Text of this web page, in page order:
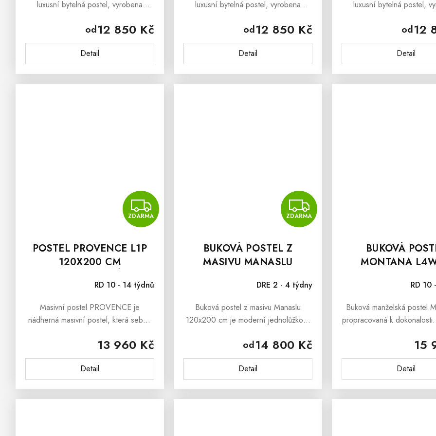
od12 850 Kč
Detail
luxusní bytelná postel, vyrobena
dokáže okouzlit svým masivním
vzhledem a stylovým
provedenímBuková masivní...
od12 850 Kč
Detail
luxusní bytelná postel, vyrobena
dokáže okouzlit svým masivním
vzhledem a stylovým
provedenímBuková masivní...
od12
Detail
luxusní bytelná postel,
dokáže okouzlit svým
vzhledem a
provedenímBuková
ZDARMA
ZDARMA
POSTEL PROVENCE L1P
120X200 CM
RD 10 - 14 týdnů
13 960 Kč
Detail
Masivní postel PROVENCE je
nádherná masivní postel, která sebou
venkova Provence. Masivní poste
PROVENCE je vyrobena z
masivního...
ZDARMA
ZDARMA
BUKOVÁ POSTEL Z
MASIVU MANASLU
DRE 2 - 4 týdny
od14 800 Kč
Detail
Buková postel z masivu Manaslu
120x200 cm je moderní jednolůžková
stylově zařízené ložnice. Je vyrobena
z masivního bukového dřeva....
BUKOVÁ
MONTANA
RD 10
15
Detail
Buková manželská postel
propracovaná k dokonalosti.
dřevo, z kterého je
řemeslnická práce